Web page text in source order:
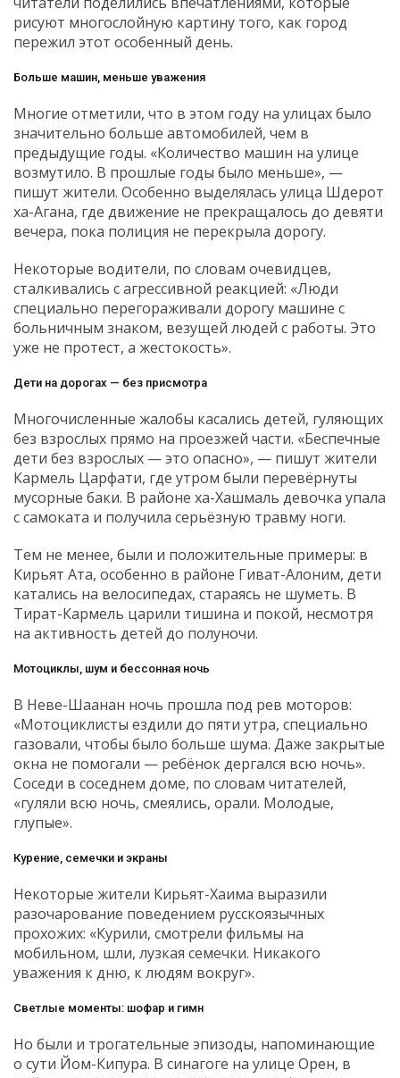
рисуют многослойную картину того, как город
пережил этот особенный день.
Больше машин, меньше уважения
Многие отметили, что в этом году на улицах было
значительно больше автомобилей, чем в
предыдущие годы. «Количество машин на улице
возмутило. В прошлые годы было меньше», —
пишут жители. Особенно выделялась улица Шдерот
ха-Агана, где движение не прекращалось до девяти
вечера, пока полиция не перекрыла дорогу.
Некоторые водители, по словам очевидцев,
сталкивались с агрессивной реакцией: «Люди
специально перегораживали дорогу машине с
больничным знаком, везущей людей с работы. Это
уже не протест, а жестокость».
Дети на дорогах — без присмотра
Многочисленные жалобы касались детей, гуляющих
без взрослых прямо на проезжей части. «Беспечные
дети без взрослых — это опасно», — пишут жители
Кармель Царфати, где утром были перевёрнуты
мусорные баки. В районе ха-Хашмаль девочка упала
с самоката и получила серьёзную травму ноги.
Тем не менее, были и положительные примеры: в
Кирьят Ата, особенно в районе Гиват-Алоним, дети
катались на велосипедах, стараясь не шуметь. В
Тират-Кармель царили тишина и покой, несмотря
на активность детей до полуночи.
Мотоциклы, шум и бессонная ночь
В Неве-Шаанан ночь прошла под рев моторов:
«Мотоциклисты ездили до пяти утра, специально
газовали, чтобы было больше шума. Даже закрытые
окна не помогали — ребёнок дергался всю ночь».
Соседи в соседнем доме, по словам читателей,
«гуляли всю ночь, смеялись, орали. Молодые,
глупые».
Курение, семечки и экраны
Некоторые жители Кирьят-Хаима выразили
разочарование поведением русскоязычных
прохожих: «Курили, смотрели фильмы на
мобильном, шли, лузкая семечки. Никакого
уважения к дню, к людям вокруг».
Светлые моменты: шофар и гимн
Но были и трогательные эпизоды, напоминающие
о сути Йом-Кипура. В синагоге на улице Орен, в